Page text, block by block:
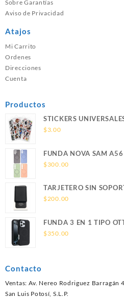
Sobre Garantías
Aviso de Privacidad
Atajos
Mi Carrito
Ordenes
Direcciones
Cuenta
Productos
STICKERS
$3.00
FUNDA NOVA SAM
SOPORTE MAGNETICO
$300.00
TARJETERO SIN
LEATHER WALLET
$200.00
FUNDA 3 EN 1 TIPO
S26 ULTRA SAMSUNG
$350.00
Contacto
Ventas: Av. Nereo Rodriguez Barragán
San Luis Potosí, S.L.P.